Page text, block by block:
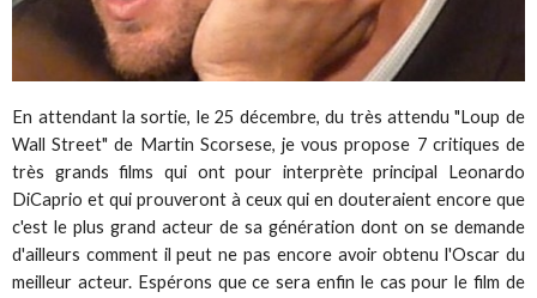
En attendant la sortie, le 25 décembre, du très attendu "Loup de
Wall Street" de Martin Scorsese, je vous propose 7 critiques de
très grands films qui ont pour interprète principal Leonardo
DiCaprio et qui prouveront à ceux qui en douteraient encore que
c'est le plus grand acteur de sa génération dont on se demande
d'ailleurs comment il peut ne pas encore avoir obtenu l'Oscar du
meilleur acteur. Espérons que ce sera enfin le cas pour le film de